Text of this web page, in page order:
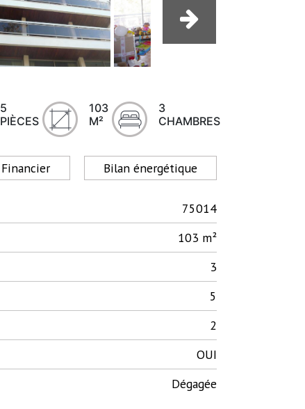
5
PIÈCES
103
M²
3
CHAMBRES
Financier Bilan énergétique
75014
103 m²
3
5
2
OUI
Dégagée